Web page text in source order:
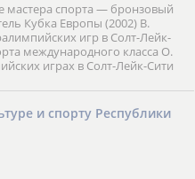
мастера спорта — бронзовый
Кубка Европы (2002) В.
игр в Солт-Лейк-
международного класса О.
играх в Солт-Лейк-Сити
и спорту Республики